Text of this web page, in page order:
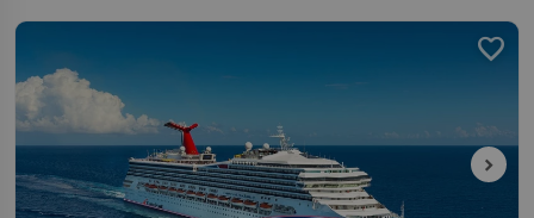
favorite
chevron_right